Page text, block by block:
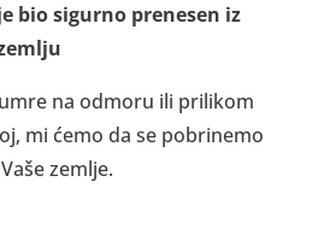
bio sigurno prenesen iz
na odmoru ili prilikom
mi ćemo da se pobrinemo
zemlje.